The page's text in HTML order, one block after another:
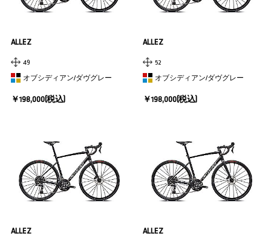
ALLEZ
49
オブシディアン/ダヴグレー
￥198,000(税込)
ALLEZ
52
オブシディアン/ダヴグレー
￥198,000(税込)
ALLEZ ALLEZ